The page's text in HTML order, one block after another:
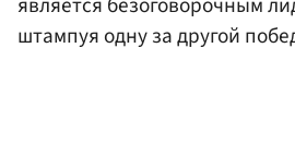
штампуя одну за другой